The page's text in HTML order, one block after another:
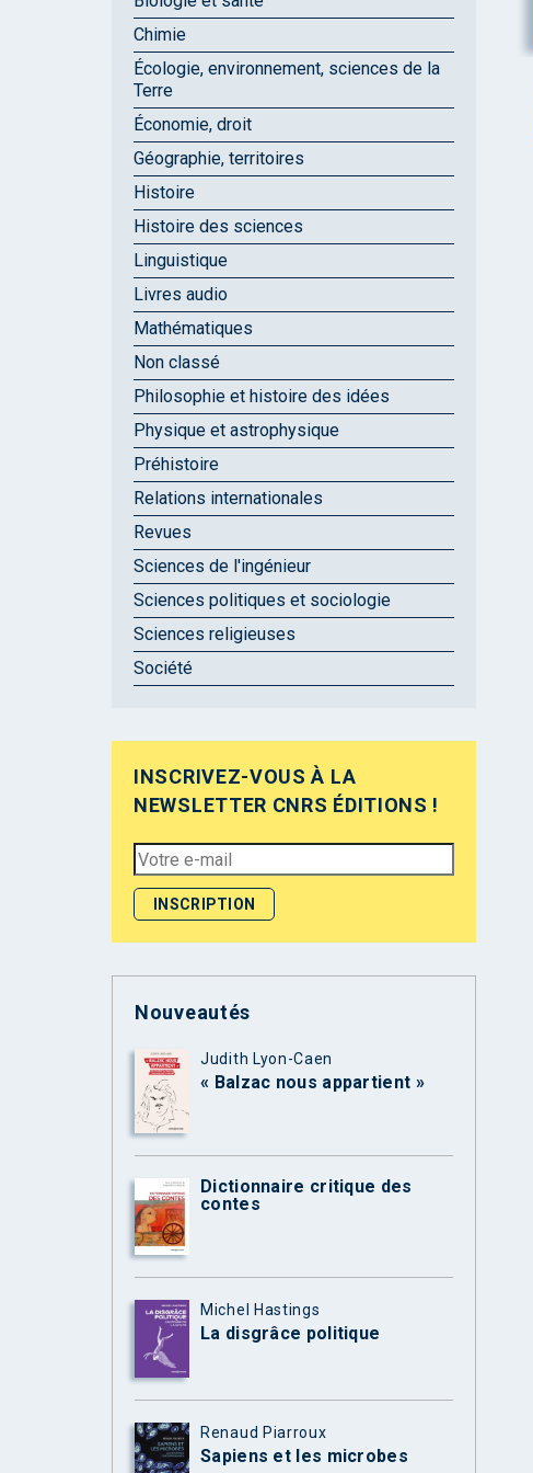
Chimie
Écologie, environnement, sciences de la
Terre
Économie, droit
Géographie, territoires
Histoire
Histoire des sciences
Linguistique
Livres audio
Mathématiques
Non classé
Philosophie et histoire des idées
Physique et astrophysique
Préhistoire
Relations internationales
Revues
Sciences de l'ingénieur
Sciences politiques et sociologie
Sciences religieuses
Société
INSCRIVEZ-VOUS À LA
NEWSLETTER CNRS ÉDITIONS !
Nouveautés
Judith Lyon-Caen
« Balzac nous appartient »
Dictionnaire critique des
contes
Michel Hastings
La disgrâce politique
Renaud Piarroux
Sapiens et les microbes